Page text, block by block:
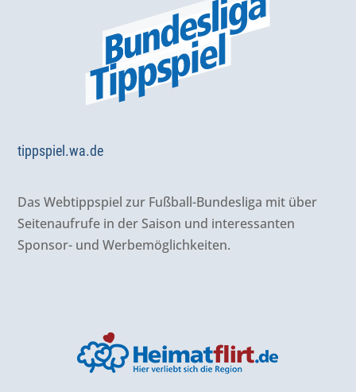
tippspiel.wa.de
Das Webtippspiel zur Fußball-Bundesliga mit über
Seitenaufrufe in der Saison und interessanten
Sponsor- und Werbemöglichkeiten.